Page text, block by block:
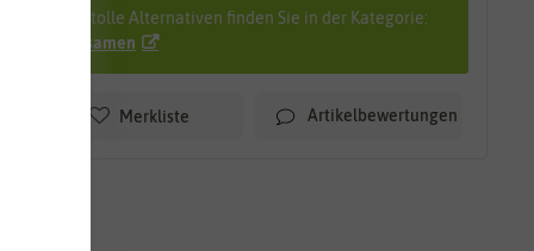
Viele tolle Alternativen finden Sie in der Kategorie:
Salatsamen
Merkliste Artikelbewertungen